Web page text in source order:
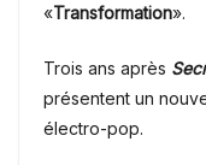
«Transformation».
Trois ans après
présentent un
électro-pop.